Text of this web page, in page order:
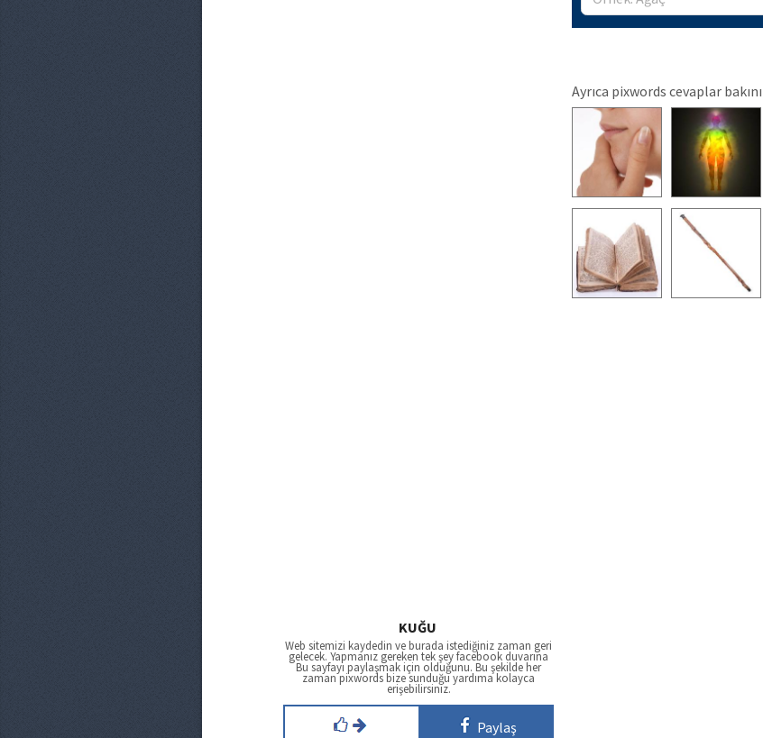
KUĞU
Web sitemizi kaydedin ve burada istediğiniz zaman geri
gelecek. Yapmanız gereken tek şey facebook duvarına
Bu sayfayı paylaşmak için olduğunu. Bu şekilde her
zaman pixwords bize sunduğu yardıma kolayca
erişebilirsiniz.
Paylaş
Ayrıca pixwords cevaplar